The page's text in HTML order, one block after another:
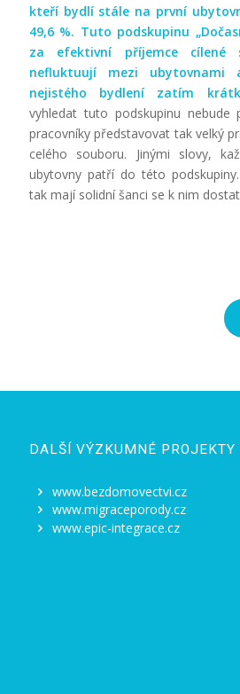
kteří bydlí stále na první
49,6 %. Tuto podskupinu
za efektivní příjemce cílené
nefluktuují mezi
nejistého bydlení zatím
vyhledat tuto podskupinu nebude
pracovníky představovat tak velký
celého souboru. Jinými slovy,
ubytovny patří do této
tak mají solidní šanci se k nim
DALŠÍ VÝZKUMNÉ PROJEKTY
www.bezdomovectvi.cz
www.migraceporody.cz
www.epic-integrace.cz